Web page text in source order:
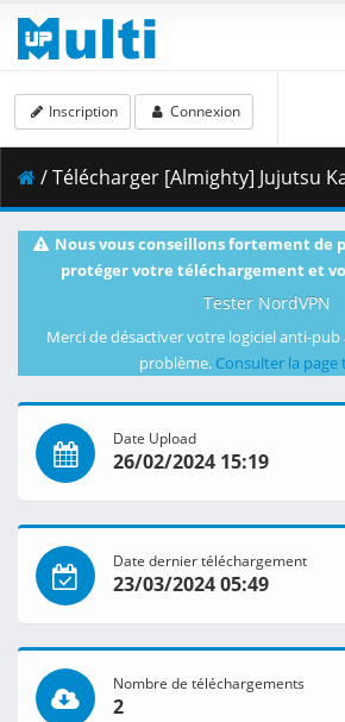
Inscription Connexion
/ Télécharger [Almighty] Jujutsu Kaisen S2 - 14 [BD 1920x1080 x264
Nous vous conseillons fortement de
protéger votre téléchargement et
Tester NordVPN
Merci de désactiver votre logiciel anti-
problème. Consulter la
Date Upload
26/02/2024 15:19
Date dernier téléchargement
23/03/2024 05:49
Nombre de téléchargements
2